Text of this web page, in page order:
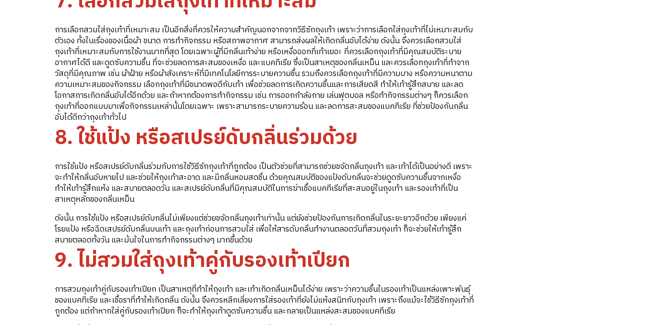
การเลือกสวมใส่ถุงเท้าที่เหมาะสม เป็นอีกสิ่งที่ควรให้ความสำคัญนอกจากจากวิธีซักถุงเท้า เพราะว่าการเลือกใส่ถุงเท้าที่ไม่เหมาะสมกับ
ตัวเอง ทั้งในเรื่องของเนื้อผ้า ขนาด การทำกิจกรรม หรือสภาพอากาศ สามารถส่งผลให้เกิดกลิ่นอับได้ง่าย ดังนั้น จึงควรเลือกสวมใส่
ถุงเท้าที่เหมาะสมกับการใช้งานมากที่สุด โดยเฉพาะผู้ที่มีกลิ่นเท้าง่าย หรือเหงื่อออกที่เท้าเยอะ ที่ควรเลือกถุงเท้าที่มีคุณสมบัติระบาย
อากาศได้ดี และดูดซับความชื้น ที่จะช่วยลดการสะสมของเหงื่อ และแบคทีเรีย ซึ่งเป็นสาเหตุของกลิ่นเหม็น และควรเลือกถุงเท้าที่ทำจาก
วัสดุที่มีคุณภาพ เช่น ผ้าฝ้าย หรือผ้าสังเคราะห์ที่มีเทคโนโลยีการระบายความชื้น รวมถึงควรเลือกถุงเท้าที่มีความบาง หรือความหนาตาม
ความเหมาะสมของกิจกรรม เลือกถุงเท้าที่มีขนาดพอดีกับเท้า เพื่อช่วยลดการเกิดความชื้นและการเสียดสี ทำให้เท้ารู้สึกสบาย และลด
โอกาสการเกิดกลิ่นอับได้อีกด้วย และถ้าหากต้องการทำกิจกรรม เช่น การออกกำลังกาย เล่นฟุตบอล หรือทำกิจกรรมต่างๆ ก็ควรเลือก
ถุงเท้าที่ออกแบบมาเพื่อกิจกรรมเหล่านั้นโดยเฉพาะ เพราะสามารถระบายความร้อน และลดการสะสมของแบคทีเรีย ที่ช่วยป้องกันกลิ่น
อับได้ดีกว่าถุงเท้าทั่วไป
8. ใช้แป้ง หรือสเปรย์ดับกลิ่นร่วมด้วย
การใช้แป้ง หรือสเปรย์ดับกลิ่นร่วมกับการใช้วิธีซักถุงเท้าที่ถูกต้อง เป็นตัวช่วยที่สามารถช่วยขจัดกลิ่นถุงเท้า และเท้าได้เป็นอย่างดี เพราะ
จะทำให้กลิ่นอับหายไป และช่วยให้ถุงเท้าสะอาด และมีกลิ่นหอมสดชื่น ด้วยคุณสมบัติของแป้งดับกลิ่นจะช่วยดูดซับความชื้นจากเหงื่อ
ทำให้เท้ารู้สึกแห้ง และสบายตลอดวัน และสเปรย์ดับกลิ่นที่มีคุณสมบัติในการฆ่าเชื้อแบคทีเรียที่สะสมอยู่ในถุงเท้า และรองเท้าที่เป็น
สาเหตุหลักของกลิ่นเหม็น
ดังนั้น การใช้แป้ง หรือสเปรย์ดับกลิ่นไม่เพียงแต่ช่วยขจัดกลิ่นถุงเท้าเท่านั้น แต่ยังช่วยป้องกันการเกิดกลิ่นในระยะยาวอีกด้วย เพียงแค่
โรยแป้ง หรือฉีดเสปรย์ดับกลิ่นบนเท้า และถุงเท้าก่อนการสวมใส่ เพื่อให้สารดับกลิ่นทำงานตลอดวันที่สวมถุงเท้า ก็จะช่วยให้เท้ารู้สึก
สบายตลอดทั้งวัน และมั่นใจในการทำกิจกรรมต่างๆ มากขึ้นด้วย
9. ไม่สวมใส่ถุงเท้าคู่กับรองเท้าเปียก
การสวมถุงเท้าคู่กับรองเท้าเปียก เป็นสาเหตุที่ทำให้ถุงเท้า และเท้าเกิดกลิ่นเหม็นได้ง่าย เพราะว่าความชื้นในรองเท้าเป็นแหล่งเพาะพันธุ์
ของแบคทีเรีย และเชื้อราที่ทำให้เกิดกลิ่น ดังนั้น จึงควรหลีกเลี่ยงการใส่รองเท้าที่ยังไม่แห้งสนิทกับถุงเท้า เพราะถึงแม้จะใช้วิธีซักถุงเท้าที่
ถูกต้อง แต่ถ้าหากใส่คู่กับรองเท้าเปียก ก็จะทำให้ถุงเท้าดูดซับความชื้น และกลายเป็นแหล่งสะสมของแบคทีเรีย